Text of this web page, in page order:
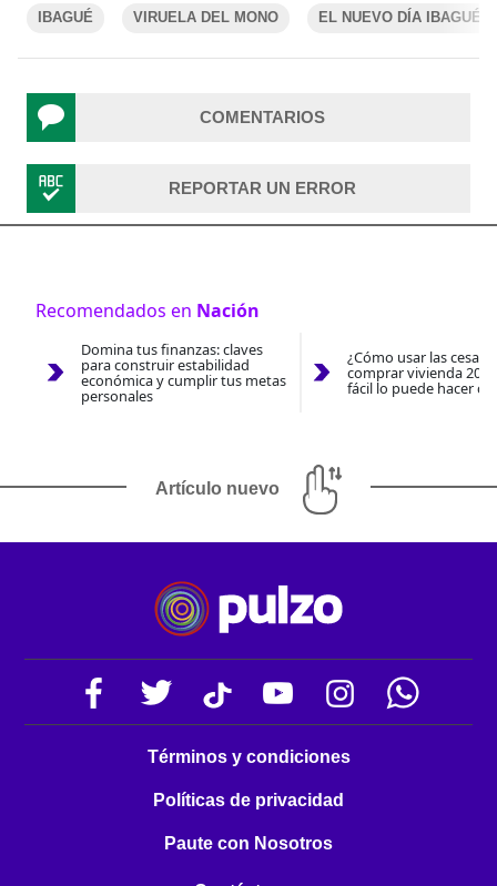
IBAGUÉ VIRUELA DEL MONO EL NUEVO DÍA IBAGUÉ
COMENTARIOS
REPORTAR UN ERROR
Recomendados en Nación
Domina tus finanzas: claves
para construir estabilidad
económica y cumplir tus metas
personales
¿Cómo usar las
comprar vivienda
fácil lo puede hacer
Artículo nuevo
Términos y condiciones
Políticas de privacidad
Paute con Nosotros